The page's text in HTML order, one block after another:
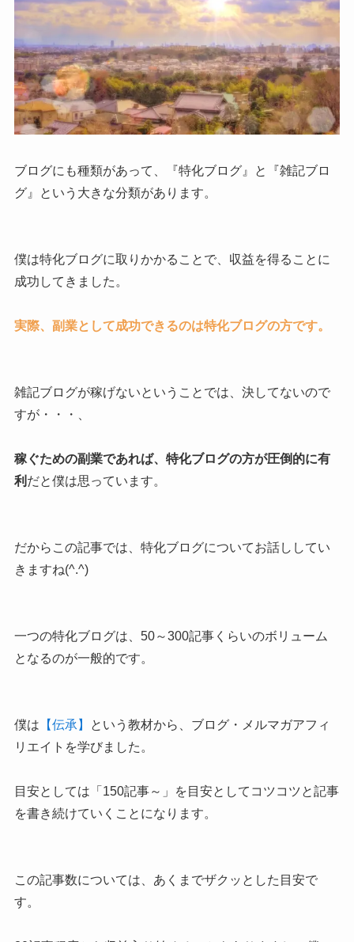
ブログにも種類があって、『特化ブログ』と『雑記ブロ
グ』という大きな分類があります。
僕は特化ブログに取りかかることで、収益を得ることに
成功してきました。
実際、副業として成功できるのは特化ブログの方です。
雑記ブログが稼げないということでは、決してないので
すが・・・、
稼ぐための副業であれば、特化ブログの方が圧倒的に有
利 だと僕は思っています。
だからこの記事では、特化ブログについてお話ししてい
きますね(^.^)
一つの特化ブログは、50～300記事くらいのボリューム
となるのが一般的です。
僕は 【伝承】
という教材から、ブログ・メルマガアフィ
リエイトを学びました。
目安としては「150記事～」を目安としてコツコツと記事
を書き続けていくことになります。
この記事数については、あくまでザクッとした目安で
す。